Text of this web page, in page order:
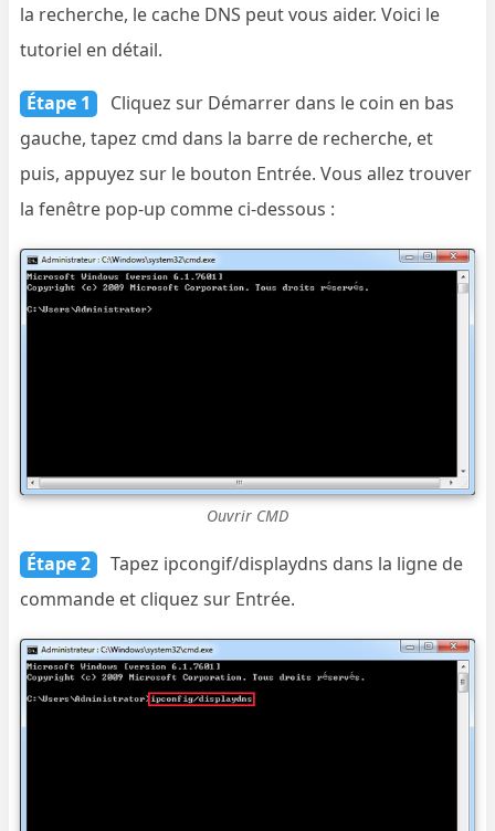
la recherche, le cache DNS peut vous aider. Voici le
tutoriel en détail.
Étape 1
Cliquez sur Démarrer dans le coin en bas
gauche, tapez cmd dans la barre de recherche, et
puis, appuyez sur le bouton Entrée. Vous allez trouver
la fenêtre pop-up comme ci-dessous :
Ouvrir CMD
Étape 2
Tapez ipcongif/displaydns dans la ligne de
commande et cliquez sur Entrée.